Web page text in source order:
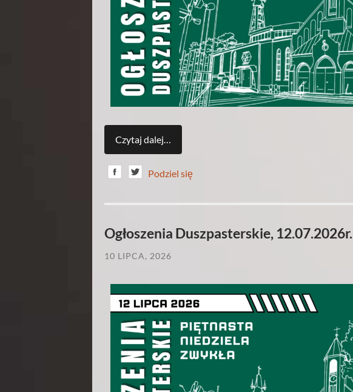
Czytaj dalej…
Podziel się
Ogłoszenia Duszpasterskie, 12.07.2026r.
10 LIPCA, 2026